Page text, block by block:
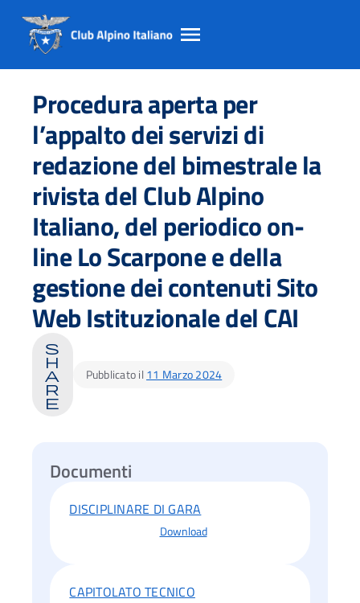
Salta
contento
principale
Salta
Salta
Procedura aperta per
l’appalto dei servizi di
redazione del bimestrale la
rivista del Club Alpino
Italiano, del periodico on-
line Lo Scarpone e della
gestione dei contenuti Sito
Web Istituzionale del CAI
s
h
a
r
e
Pubblicato il 11 Marzo 2024
Documenti
DISCIPLINARE DI GARA
Download
CAPITOLATO TECNICO